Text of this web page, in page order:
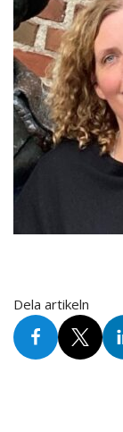
Dela artikeln